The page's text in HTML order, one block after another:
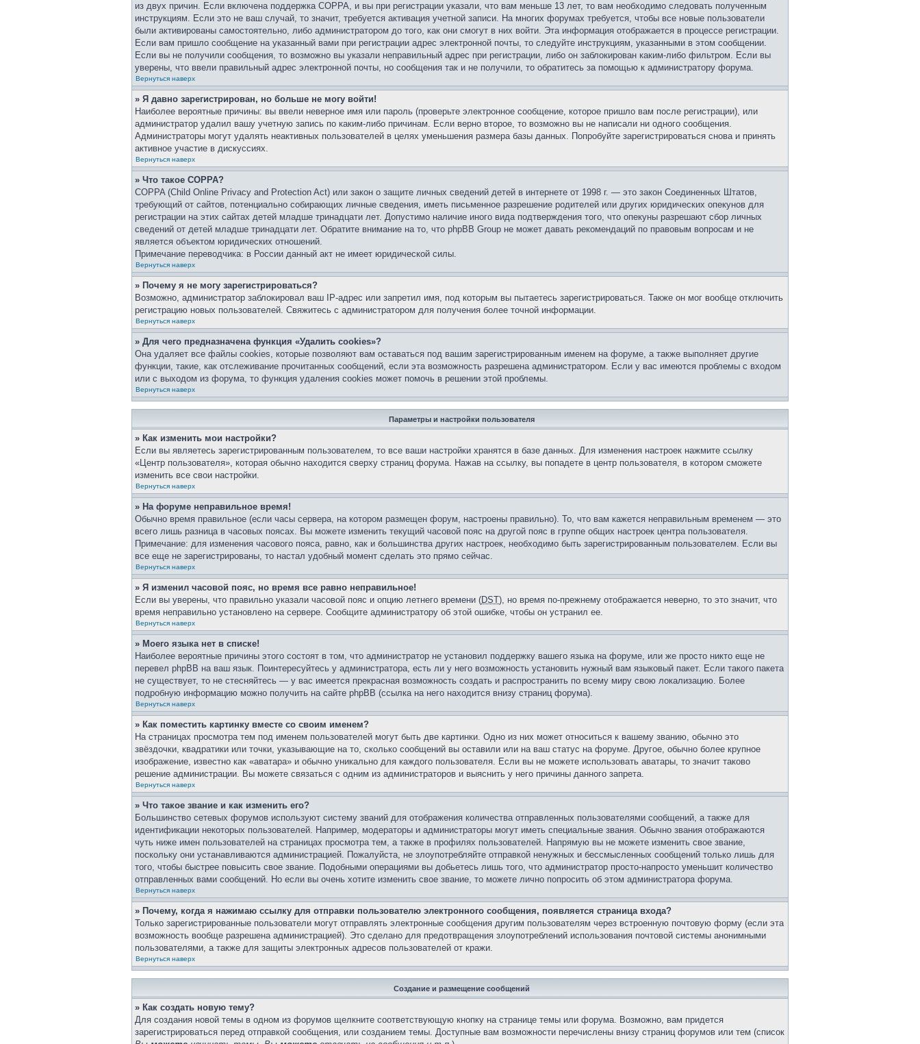
из двух причин. Если включена поддержка COPPA, и вы при регистрации указали, что вам меньше 13 лет, то вам необходимо следовать полученным
инструкциям. Если это не ваш случай, то значит, требуется активация учетной записи. На многих форумах требуется, чтобы все новые пользователи
были активированы самостоятельно, либо администратором до того, как они смогут в них войти. Эта информация отображается в процессе регистрации.
Если вам пришло сообщение на указанный вами при регистрации адрес электронной почты, то следуйте инструкциям, указанными в этом сообщении.
Если вы не получили сообщения, то возможно вы указали неправильный адрес при регистрации, либо он заблокирован каким-либо фильтром. Если вы
уверены, что ввели правильный адрес электронной почты, но сообщения так и не получили, то обратитесь за помощью к администратору форума.
Вернуться наверх
» Я давно зарегистрирован, но больше не могу войти!
Наиболее вероятные причины: вы ввели неверное имя или пароль (проверьте электронное сообщение, которое пришло вам после регистрации), или
администратор удалил вашу учетную запись по каким-либо причинам. Если верно второе, то возможно вы не написали ни одного сообщения.
Администраторы могут удалять неактивных пользователей в целях уменьшения размера базы данных. Попробуйте зарегистрироваться снова и принять
активное участие в дискуссиях.
Вернуться наверх
» Что такое COPPA?
COPPA (Child Online Privacy and Protection Act) или закон о защите личных сведений детей в интернете от 1998 г. — это закон Соединенных Штатов,
требующий от сайтов, потенциально собирающих личные сведения, иметь письменное разрешение родителей или других юридических опекунов для
регистрации на этих сайтах детей младше тринадцати лет. Допустимо наличие иного вида подтверждения того, что опекуны разрешают сбор личных
сведений от детей младше тринадцати лет. Обратите внимание на то, что phpBB Group не может давать рекомендаций по правовым вопросам и не
является объектом юридических отношений.
Примечание переводчика: в России данный акт не имеет юридической силы.
Вернуться наверх
» Почему я не могу зарегистрироваться?
Возможно, администратор заблокировал ваш IP-адрес или запретил имя, под которым вы пытаетесь зарегистрироваться. Также он мог вообще отключить
регистрацию новых пользователей. Свяжитесь с администратором для получения более точной информации.
Вернуться наверх
» Для чего предназначена функция «Удалить cookies»?
Она удаляет все файлы cookies, которые позволяют вам оставаться под вашим зарегистрированным именем на форуме, а также выполняет другие
функции, такие, как отслеживание прочитанных сообщений, если эта возможность разрешена администратором. Если у вас имеются проблемы с входом
или с выходом из форума, то функция удаления cookies может помочь в решении этой проблемы.
Вернуться наверх
Параметры и настройки пользователя
» Как изменить мои настройки?
Если вы являетесь зарегистрированным пользователем, то все ваши настройки хранятся в базе данных. Для изменения настроек нажмите ссылку
«Центр пользователя», которая обычно находится сверху страниц форума. Нажав на ссылку, вы попадете в центр пользователя, в котором сможете
изменить все свои настройки.
Вернуться наверх
» На форуме неправильное время!
Обычно время правильное (если часы сервера, на котором размещен форум, настроены правильно). То, что вам кажется неправильным временем — это
всего лишь разница в часовых поясах. Вы можете изменить текущий часовой пояс на другой пояс в группе общих настроек центра пользователя.
Примечание: для изменения часового пояса, равно, как и большинства других настроек, необходимо быть зарегистрированным пользователем. Если вы
все еще не зарегистрированы, то настал удобный момент сделать это прямо сейчас.
Вернуться наверх
» Я изменил часовой пояс, но время все равно неправильное!
Если вы уверены, что правильно указали часовой пояс и опцию летнего времени (DST), но время по-прежнему отображается неверно, то это значит, что
время неправильно установлено на сервере. Сообщите администратору об этой ошибке, чтобы он устранил ее.
Вернуться наверх
» Моего языка нет в списке!
Наиболее вероятные причины этого состоят в том, что администратор не установил поддержку вашего языка на форуме, или же просто никто еще не
перевел phpBB на ваш язык. Поинтересуйтесь у администратора, есть ли у него возможность установить нужный вам языковый пакет. Если такого пакета
не существует, то не стесняйтесь — у вас имеется прекрасная возможность создать и распространить по всему миру свою локализацию. Более
подробную информацию можно получить на сайте phpBB (ссылка на него находится внизу страниц форума).
Вернуться наверх
» Как поместить картинку вместе со своим именем?
На страницах просмотра тем под именем пользователей могут быть две картинки. Одно из них может относиться к вашему званию, обычно это
звёздочки, квадратики или точки, указывающие на то, сколько сообщений вы оставили или на ваш статус на форуме. Другое, обычно более крупное
изображение, известно как «аватара» и обычно уникально для каждого пользователя. Если вы не можете использовать аватары, то значит таково
решение администрации. Вы можете связаться с одним из администраторов и выяснить у него причины данного запрета.
Вернуться наверх
» Что такое звание и как изменить его?
Большинство сетевых форумов используют систему званий для отображения количества отправленных пользователями сообщений, а также для
идентификации некоторых пользователей. Например, модераторы и администраторы могут иметь специальные звания. Обычно звания отображаются
чуть ниже имен пользователей на страницах просмотра тем, а также в профилях пользователей. Напрямую вы не можете изменить свое звание,
поскольку они устанавливаются администрацией. Пожалуйста, не злоупотребляйте отправкой ненужных и бессмысленных сообщений только лишь для
того, чтобы быстрее повысить свое звание. Подобными операциями вы добьетесь лишь того, что администратор просто-напросто уменьшит количество
отправленных вами сообщений. Но если вы очень хотите изменить свое звание, то можете лично попросить об этом администратора форума.
Вернуться наверх
» Почему, когда я нажимаю ссылку для отправки пользователю электронного сообщения, появляется страница входа?
Только зарегистрированные пользователи могут отправлять электронные сообщения другим пользователям через встроенную почтовую форму (если эта
возможность вообще разрешена администрацией). Это сделано для предотвращения злоупотреблений использования почтовой системы анонимными
пользователями, а также для защиты электронных адресов пользователей от кражи.
Вернуться наверх
Создание и размещение сообщений
» Как создать новую тему?
Для создания новой темы в одном из форумов щелкните соответствующую кнопку на странице темы или форума. Возможно, вам придется
зарегистрироваться перед отправкой сообщения, или созданием темы. Доступные вам возможности перечислены внизу страниц форумов или тем (список